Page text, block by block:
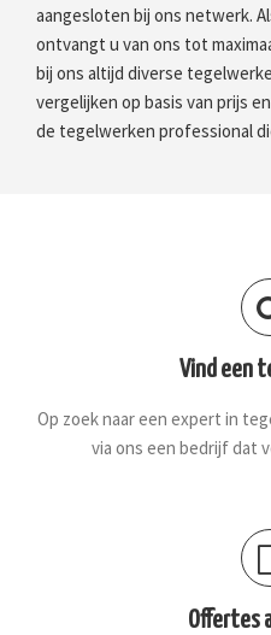
aangesloten bij ons netwerk.
ontvangt u van ons tot
bij ons altijd diverse
vergelijken op basis van prijs
de tegelwerken professional
Vind een
Op zoek naar een expert in
via ons een bedrijf dat
Offertes